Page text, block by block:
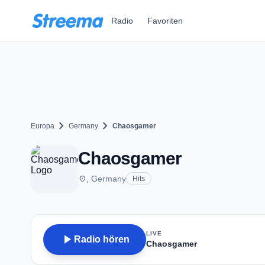
Radio Favoriten
Europa chevron_right Germany chevron_right Chaosgamer
Chaosgamer
place , Germany Hits
play_arrow Radio hören
LIVE
Chaosgamer